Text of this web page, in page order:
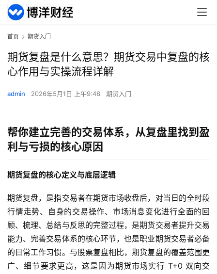
首页 期货入门
期货复盘是什么意思？期货交易中复盘的核
心作用与实操流程详解
admin 2026年5月1日 上午9:48 期货入门
帮你建立完善的交易体系，从复盘里找到盈
利与亏损的核心原因
期货复盘的核心定义与底层逻辑
期货复盘，是指交易者在期货市场收盘后，对当日的全时段
行情走势、自身的交易操作、市场消息变化进行全面的回
顾、梳理、总结与反思的完整过程，是期货交易者提升交易
能力、完善交易体系的核心环节，也是职业期货交易者必备
的日常工作习惯。与股票复盘相比，期货复盘的覆盖范围更
广、细节要求更高，这是因为期货市场实行 T+0 双向交